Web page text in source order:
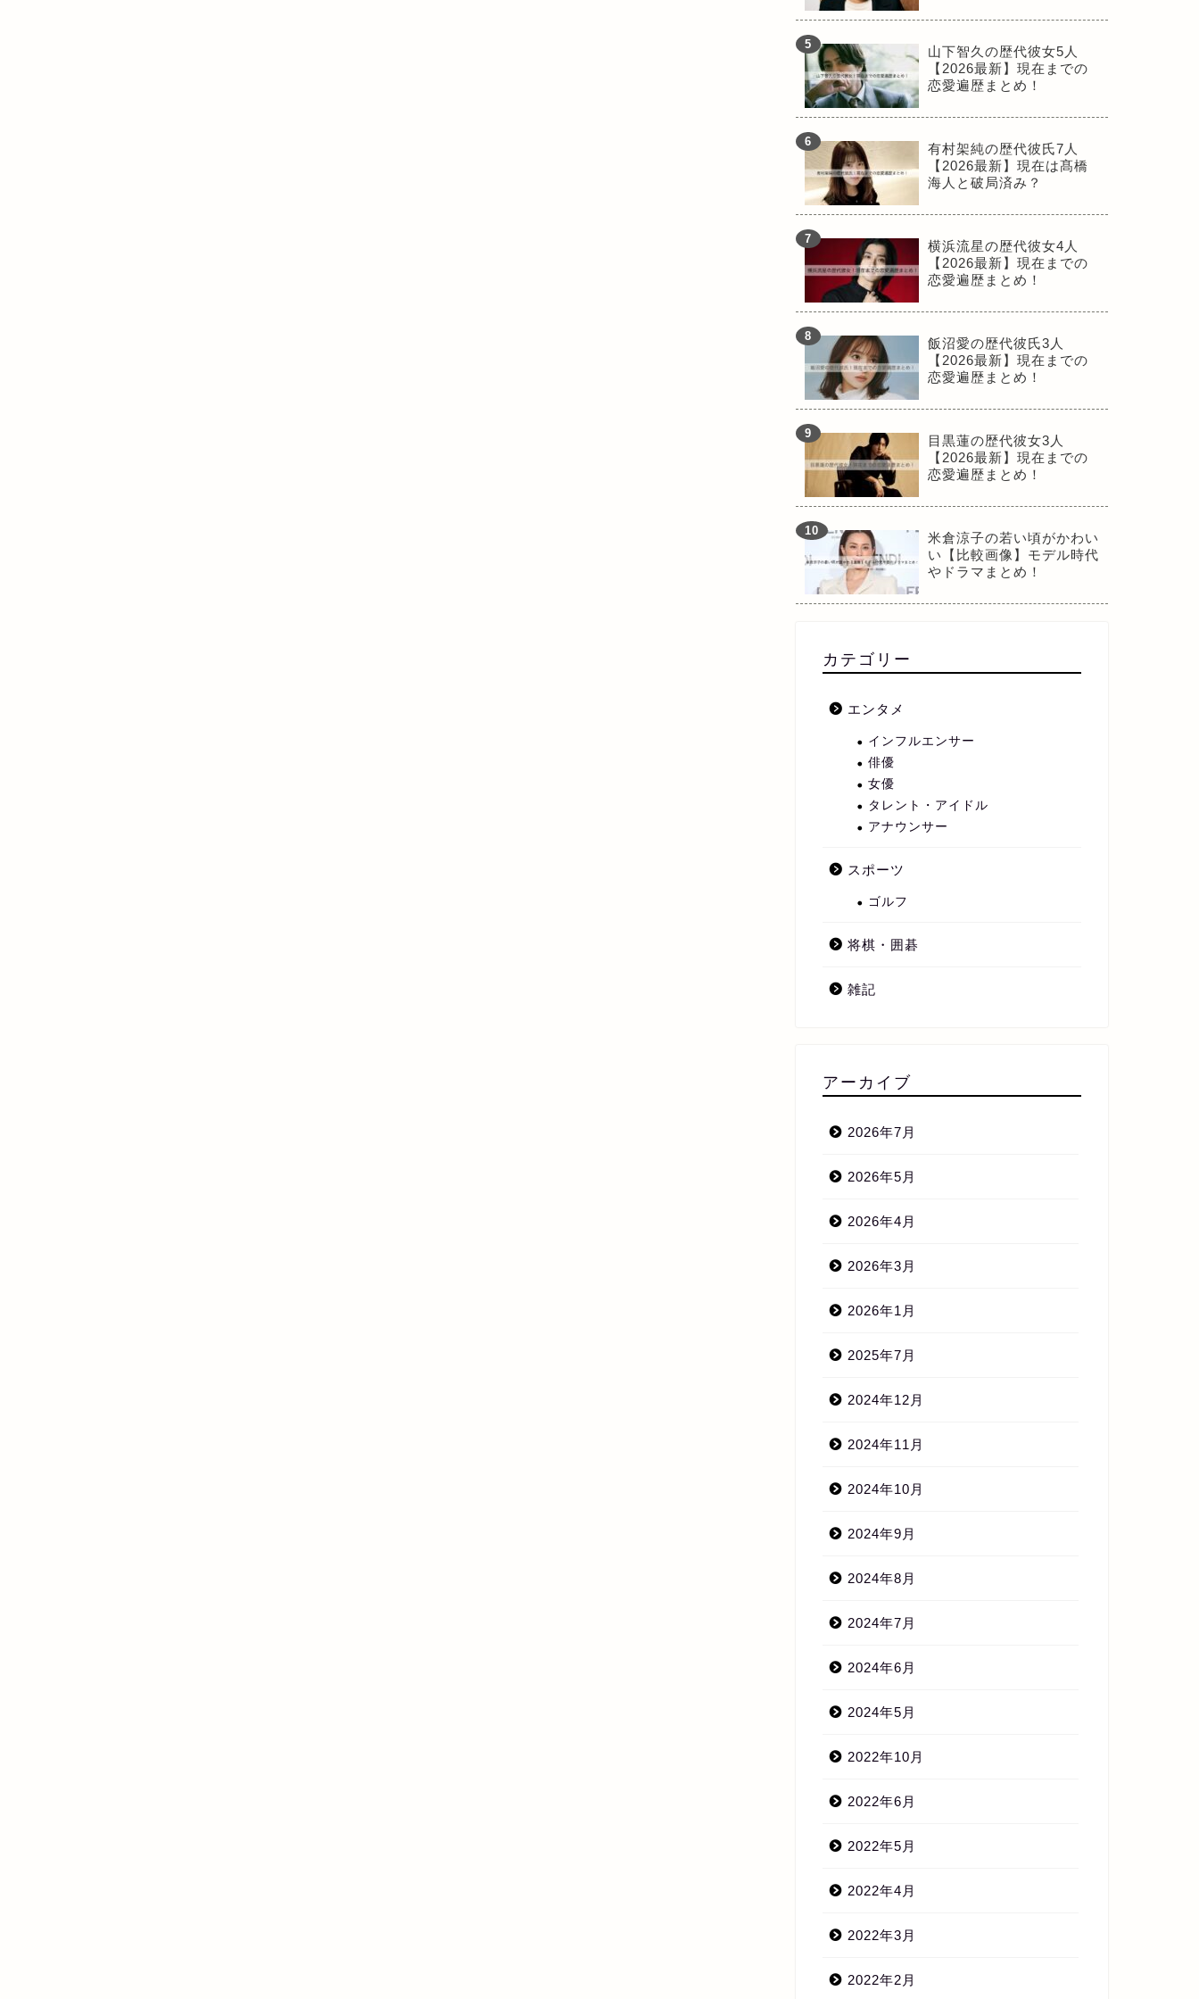
山下智久の歴代彼女5人
【2026最新】現在までの
恋愛遍歴まとめ！
有村架純の歴代彼氏7人
【2026最新】現在は髙橋
海人と破局済み？
横浜流星の歴代彼女4人
【2026最新】現在までの
恋愛遍歴まとめ！
飯沼愛の歴代彼氏3人
【2026最新】現在までの
恋愛遍歴まとめ！
目黒蓮の歴代彼女3人
【2026最新】現在までの
恋愛遍歴まとめ！
米倉涼子の若い頃がかわい
い【比較画像】モデル時代
やドラマまとめ！
カテゴリー
エンタメ
インフルエンサー
俳優
女優
タレント・アイドル
アナウンサー
スポーツ
ゴルフ
将棋・囲碁
雑記
アーカイブ
2026年7月
2026年5月
2026年4月
2026年3月
2026年1月
2025年7月
2024年12月
2024年11月
2024年10月
2024年9月
2024年8月
2024年7月
2024年6月
2024年5月
2022年10月
2022年6月
2022年5月
2022年4月
2022年3月
2022年2月